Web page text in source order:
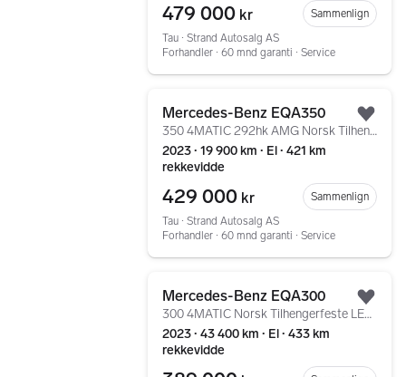
479 000 kr
Sammenlign
Tau ∙ Strand Autosalg AS
Forhandler ∙ 60 mnd garanti ∙ Service
Mercedes-Benz EQA350
350 4MATIC 292hk AMG Norsk Tilhengerfeste Ryggekam ACC
2023 ∙ 19 900 km ∙ El ∙ 421 km
rekkevidde
429 000 kr
Sammenlign
Tau ∙ Strand Autosalg AS
Forhandler ∙ 60 mnd garanti ∙ Service
Mercedes-Benz EQA300
300 4MATIC Norsk Tilhengerfeste LED Navi Ryggekamera ++
2023 ∙ 43 400 km ∙ El ∙ 433 km
rekkevidde